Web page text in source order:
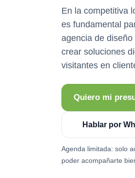
En la competitiva
es fundamental
agencia de
crear soluciones
visitantes en
Quiero mi
Hablar por
Agenda limitada: solo
poder acompañarte